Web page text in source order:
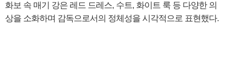
화보 속 매기 강은 레드 드레스, 수트, 화이트 룩 등 다양한 의
상을 소화하며 감독으로서의 정체성을 시각적으로 표현했다.